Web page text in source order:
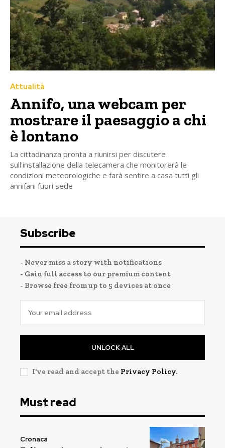
Attualità
Annifo, una webcam per
mostrare il paesaggio a chi
è lontano
La cittadinanza pronta a riunirsi per discutere
sull'installazione della telecamera che monitorerà le
condizioni meteorologiche e farà sentire a casa tutti gli
annifani fuori sede
Subscribe
- Never miss a story with notifications
- Gain full access to our premium content
- Browse free from up to 5 devices at once
UNLOCK ALL
I've read and accept the Privacy Policy.
Must read
Cronaca